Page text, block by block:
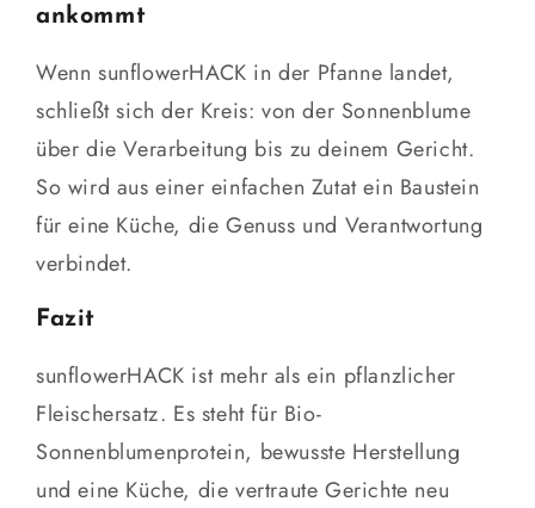
ankommt
Wenn sunflowerHACK in der Pfanne landet,
schließt sich der Kreis: von der Sonnenblume
über die Verarbeitung bis zu deinem Gericht.
So wird aus einer einfachen Zutat ein Baustein
für eine Küche, die Genuss und Verantwortung
verbindet.
Fazit
sunflowerHACK ist mehr als ein pflanzlicher
Fleischersatz. Es steht für Bio-
Sonnenblumenprotein, bewusste Herstellung
und eine Küche, die vertraute Gerichte neu